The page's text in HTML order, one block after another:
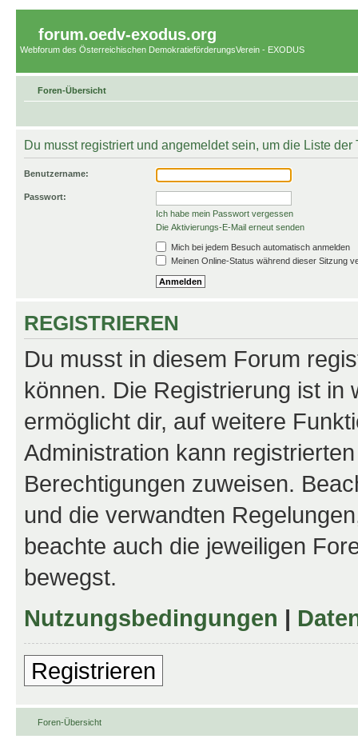
forum.oedv-exodus.org
Webforum des Österreichischen DemokratieförderungsVerein - EXODUS
Foren-Übersicht
Du musst registriert und angemeldet sein, um die Liste
Benutzername:
Passwort:
Ich habe mein Passwort vergessen
Die Aktivierungs-E-Mail erneut senden
Mich bei jedem Besuch automatisch anmelden
Meinen Online-Status während dieser Sitzung
REGISTRIEREN
Du musst in diesem Forum
können. Die Registrierung ist in
ermöglicht dir, auf weitere
Administration kann
Berechtigungen zuweisen.
und die verwandten
beachte auch die jeweiligen
bewegst.
Nutzungsbedingungen |
Registrieren
Foren-Übersicht